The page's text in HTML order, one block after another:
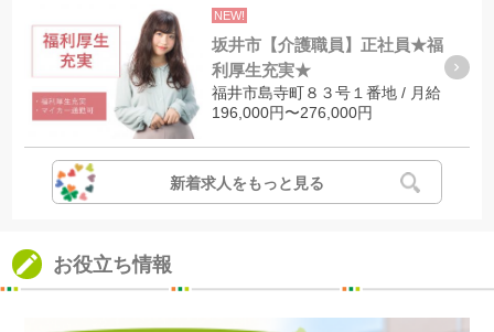
NEW!
坂井市【介護職員】正社員★福
利厚生充実★
福井市島寺町８３号１番地 / 月給
196,000円〜276,000円
新着求人をもっと見る
お役立ち情報